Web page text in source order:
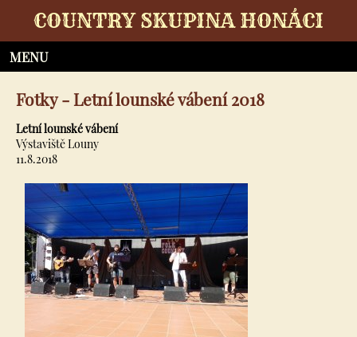
COUNTRY SKUPINA HONÁCI
Fotky - Letní lounské vábení 2018
Letní lounské vábení
Výstaviště Louny
11.8.2018